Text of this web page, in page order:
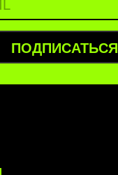
ПОДПИСАТЬСЯ